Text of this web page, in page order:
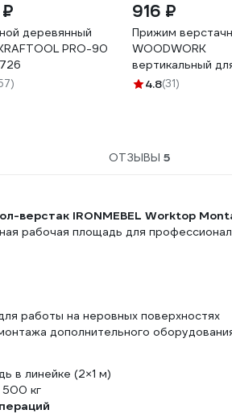
деревянный
PRO-90
916 ₽
Прижим
WOODWORK
вертикальный
отверстия 20 мм
4.8(31)
ОТЗЫВЫ 5
верстак IRONMEBEL Worktop
рабочая площадь для
работы на неровных поверхностях
дополнительного
в линейке (2×1 м)
500 кг